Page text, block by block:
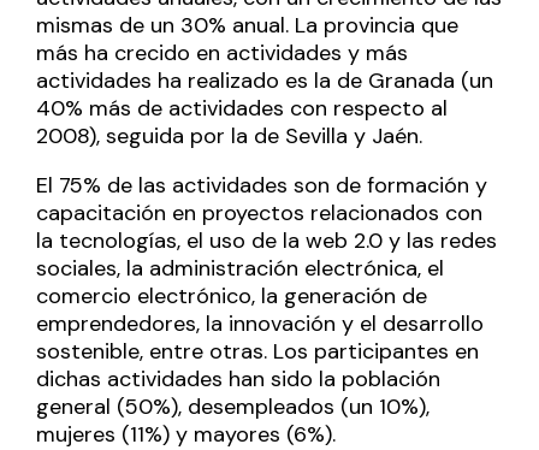
mismas de un 30% anual. La provincia que
más ha crecido en actividades y más
actividades ha realizado es la de Granada (un
40% más de actividades con respecto al
2008), seguida por la de Sevilla y Jaén.
El 75% de las actividades son de formación y
capacitación en proyectos relacionados con
la tecnologías, el uso de la web 2.0 y las redes
sociales, la administración electrónica, el
comercio electrónico, la generación de
emprendedores, la innovación y el desarrollo
sostenible, entre otras. Los participantes en
dichas actividades han sido la población
general (50%), desempleados (un 10%),
mujeres (11%) y mayores (6%).